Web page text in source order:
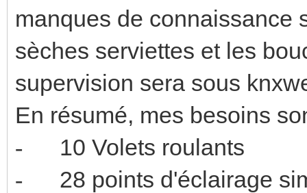
manques de connaissance
sèches serviettes et les
supervision sera sous
En résumé, mes besoins
- 10 Volets
- 28 points